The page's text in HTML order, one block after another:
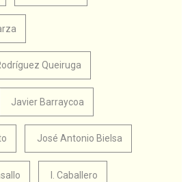
Queiruga
Javier Barraycoa
José Antonio Bielsa
I. Caballero